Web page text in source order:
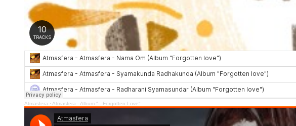
Atmasfera · Atmasfera - Album "...Forgotten Love"